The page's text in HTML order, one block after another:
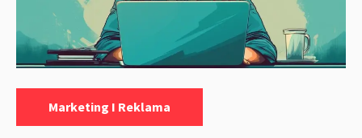
Marketing I Reklama